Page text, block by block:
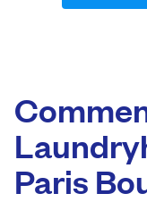
Paris